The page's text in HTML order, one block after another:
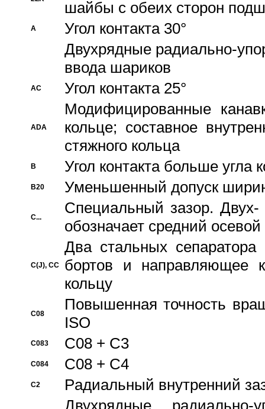
шайбы с обеих сторон
A
Угол контакта 30°
Двухрядные радиально-
ввода шариков
AC Угол контакта 25°
ADA
Модифицированные
кольце; составное
стяжного кольца
B Угол контакта больше угла
B20 Уменьшенный допуск
C...
Специальный зазор.
обозначает средний
C(J), CC
Два стальных сепаратора
бортов и направляющее
кольцу
C08
Повышенная точность
ISO
C083 C08 + C3
C084 C08 + C4
C2
Pадиальный внутренний
Двухрядные радиально-